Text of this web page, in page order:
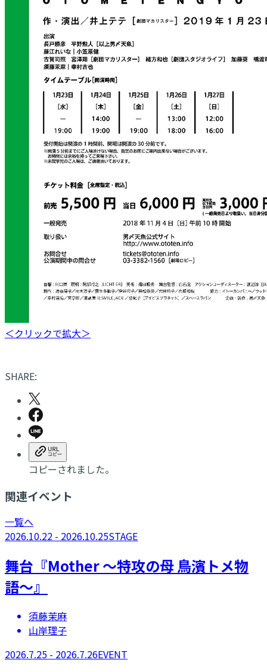
＜クリックで拡大＞
SHARE:
コピーされました。
関連イベント
一覧へ
2026.10.22 - 2026.10.25STAGE
舞台『Mother ～特攻の母 鳥濱トメ物
語～』
須藤茉麻
山岸理子
2026.7.25 - 2026.7.26EVENT